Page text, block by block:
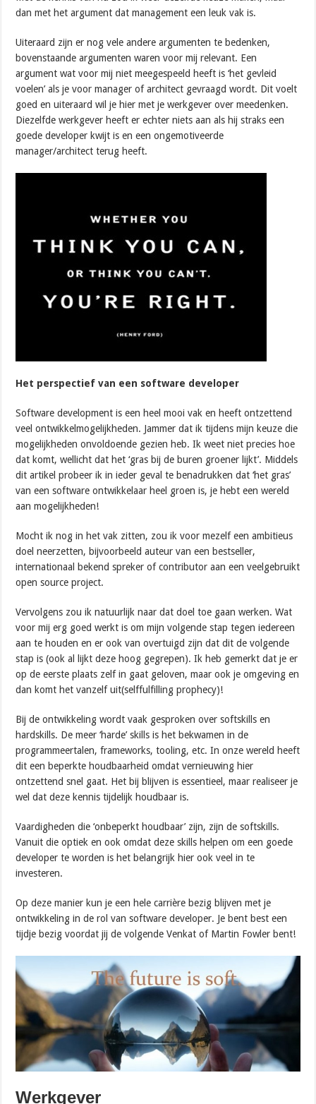
dan met het argument dat management een leuk vak is.
Uiteraard zijn er nog vele andere argumenten te bedenken,
bovenstaande argumenten waren voor mij relevant. Een
argument wat voor mij niet meegespeeld heeft is ‘het gevleid
voelen’ als je voor manager of architect gevraagd wordt. Dit voelt
goed en uiteraard wil je hier met je werkgever over meedenken.
Diezelfde werkgever heeft er echter niets aan als hij straks een
goede developer kwijt is en een ongemotiveerde
manager/architect terug heeft.
Het perspectief van een software developer
Software development is een heel mooi vak en heeft ontzettend
veel ontwikkelmogelijkheden. Jammer dat ik tijdens mijn keuze die
mogelijkheden onvoldoende gezien heb. Ik weet niet precies hoe
dat komt, wellicht dat het ‘gras bij de buren groener lijkt’. Middels
dit artikel probeer ik in ieder geval te benadrukken dat ‘het gras’
van een software ontwikkelaar heel groen is, je hebt een wereld
aan mogelijkheden!
Mocht ik nog in het vak zitten, zou ik voor mezelf een ambitieus
doel neerzetten, bijvoorbeeld auteur van een bestseller,
internationaal bekend spreker of contributor aan een veelgebruikt
open source project.
Vervolgens zou ik natuurlijk naar dat doel toe gaan werken. Wat
voor mij erg goed werkt is om mijn volgende stap tegen iedereen
aan te houden en er ook van overtuigd zijn dat dit de volgende
stap is (ook al lijkt deze hoog gegrepen). Ik heb gemerkt dat je er
op de eerste plaats zelf in gaat geloven, maar ook je omgeving en
dan komt het vanzelf uit(selffulfilling prophecy)!
Bij de ontwikkeling wordt vaak gesproken over softskills en
hardskills. De meer ‘harde’ skills is het bekwamen in de
programmeertalen, frameworks, tooling, etc. In onze wereld heeft
dit een beperkte houdbaarheid omdat vernieuwing hier
ontzettend snel gaat. Het bij blijven is essentieel, maar realiseer je
wel dat deze kennis tijdelijk houdbaar is.
Vaardigheden die ‘onbeperkt houdbaar’ zijn, zijn de softskills.
Vanuit die optiek en ook omdat deze skills helpen om een goede
developer te worden is het belangrijk hier ook veel in te
investeren.
Op deze manier kun je een hele carrière bezig blijven met je
ontwikkeling in de rol van software developer. Je bent best een
tijdje bezig voordat jij de volgende Venkat of Martin Fowler bent!
Werkgever